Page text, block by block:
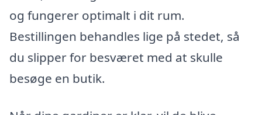
og fungerer optimalt i dit rum.
Bestillingen behandles lige på stedet, så
du slipper for besværet med at skulle
besøge en butik.